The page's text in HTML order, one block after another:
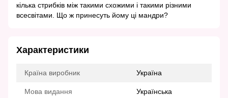
кілька стрибків між такими схожими і такими різними
всесвітами. Що ж принесуть йому ці мандри?
Характеристики
Країна виробник Україна
Мова видання Українська